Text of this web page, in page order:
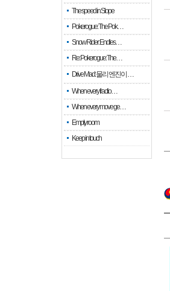
The speed in Slope
Pokerogue: The Pok…
Snow Rider: Endles…
Re: Pokerogue: The…
Drive Mad: 물리 엔진이 …
When every fractio…
When every move ge…
Empty room
Keep in touch